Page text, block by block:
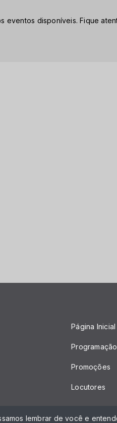
eventos disponíveis. Fique
Página Inicial
Programação
Promoções
Locutores
lembrar de você e